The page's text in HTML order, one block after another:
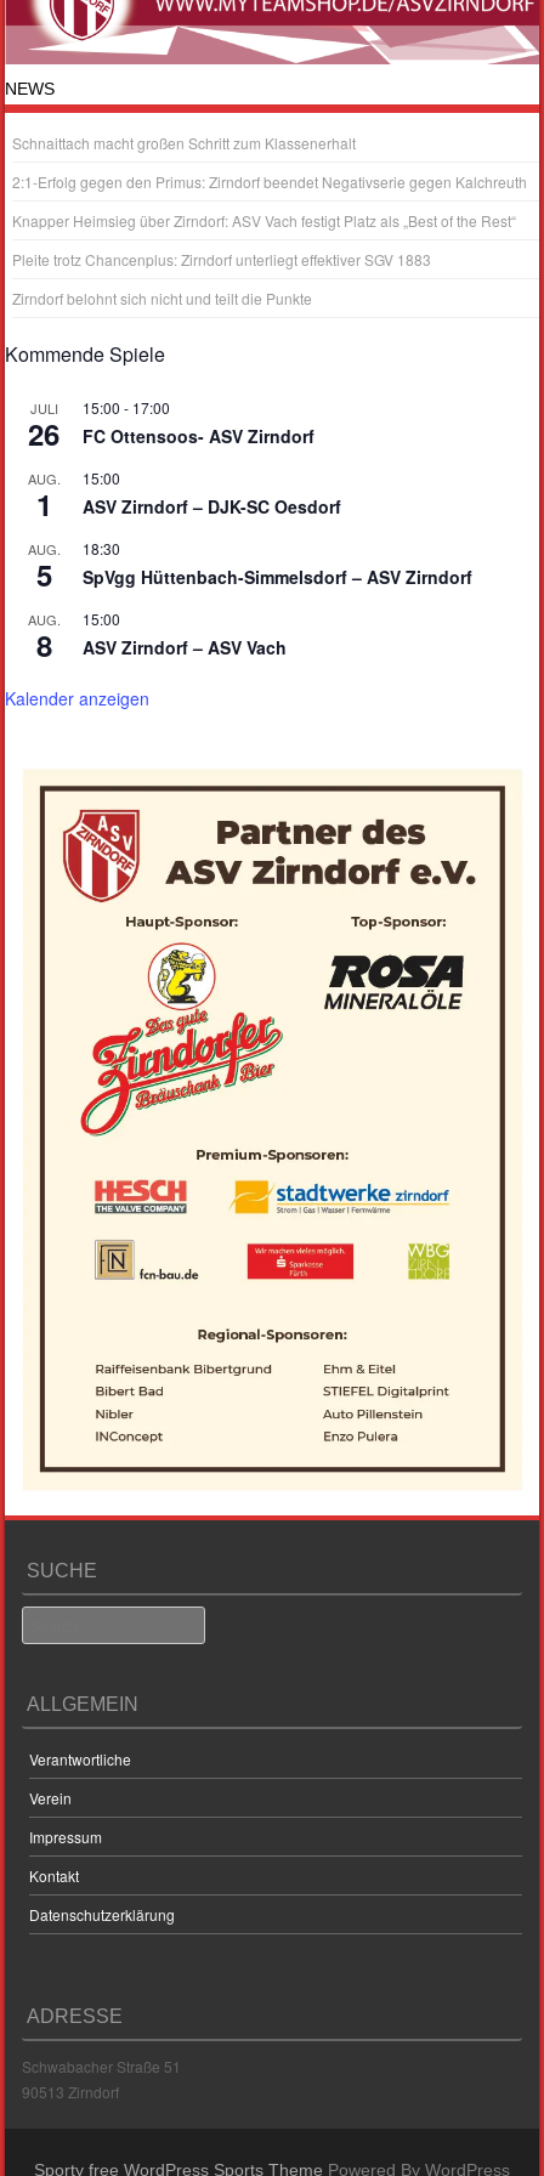
NEWS
Schnaittach macht großen Schritt zum Klassenerhalt
2:1-Erfolg gegen den Primus: Zirndorf beendet Negativserie gegen Kalchreuth
Knapper Heimsieg über Zirndorf: ASV Vach festigt Platz als „Best of the Rest“
Pleite trotz Chancenplus: Zirndorf unterliegt effektiver SGV 1883
Zirndorf belohnt sich nicht und teilt die Punkte
Kommende Spiele
JULI
26
15:00 - 17:00
FC Ottensoos- ASV Zirndorf
AUG.
1
15:00
ASV Zirndorf – DJK-SC Oesdorf
AUG.
5
18:30
SpVgg Hüttenbach-Simmelsdorf – ASV Zirndorf
AUG.
8
15:00
ASV Zirndorf – ASV Vach
Kalender anzeigen
SUCHE
ALLGEMEIN
Verantwortliche
Verein
Impressum
Kontakt
Datenschutzerklärung
ADRESSE
Schwabacher Straße 51
90513 Zirndorf
Sporty free WordPress Sports Theme Powered By WordPress